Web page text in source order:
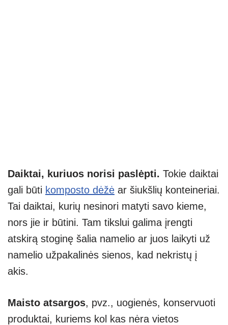
Daiktai, kuriuos norisi paslėpti. Tokie daiktai
gali būti komposto dėžė ar šiukšlių konteineriai.
Tai daiktai, kurių nesinori matyti savo kieme,
nors jie ir būtini. Tam tikslui galima įrengti
atskirą stoginę šalia namelio ar juos laikyti už
namelio užpakalinės sienos, kad nekristų į
akis.
Maisto atsargos, pvz., uogienės, konservuoti
produktai, kuriems kol kas nėra vietos